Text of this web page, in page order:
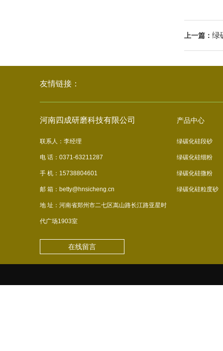
上一篇： 绿
友情链接：
河南四成研磨科技有限公司
联系人：李经理
电 话：0371-63211287
手 机：15738804601
邮 箱：betty@hnsicheng.cn
地 址：河南省郑州市二七区嵩山路长江路亚星时
代广场1903室
在线留言
产品中心
绿碳化硅段砂
绿碳化硅细粉
绿碳化硅微粉
绿碳化硅粒度砂